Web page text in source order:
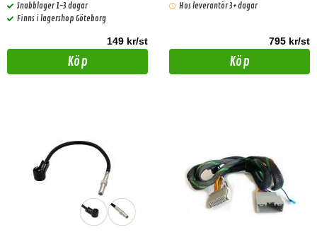
Snabblager 1-3 dagar
Finns i lagershop Göteborg
149 kr/st
Köp
Hos leverantör 3+ dagar
795 kr/st
Köp